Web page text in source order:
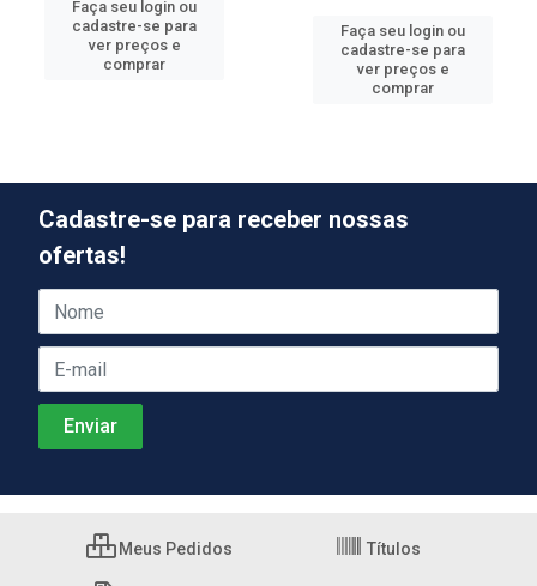
Faça seu login ou
cadastre-se para
ver preços e
comprar
Faça seu login ou
cadastre-se para
ver preços e
comprar
Cadastre-se para receber nossas
ofertas!
Meus Pedidos Títulos